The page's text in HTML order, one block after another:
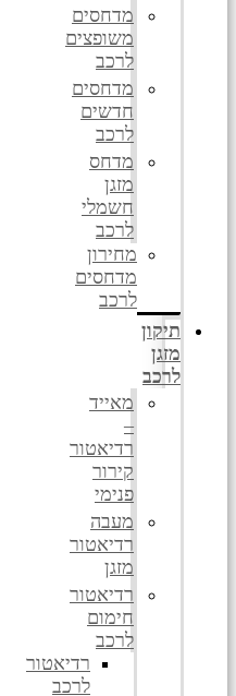
מדחסים
משופצים
לרכב
מדחסים
חדשים
לרכב
מדחס
מזגן
חשמלי
לרכב
מחירון
מדחסים
לרכב
תיקון
מזגן
לרכב
מאייד
–
רדיאטור
קירור
פנימי
מעבה
רדיאטור
מזגן
רדיאטור
חימום
לרכב
רדיאטור
לרכב